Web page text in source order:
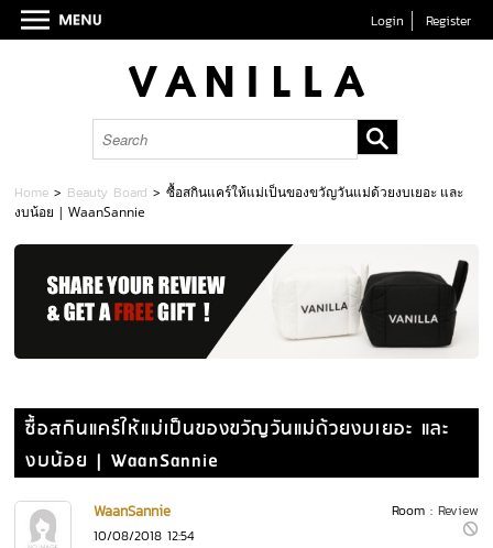
Login Register
Home > Beauty Board >ซื้อสกินแคร์ให้แม่เป็นของขวัญวันแม่ด้วยงบเยอะ และ
งบน้อย | WaanSannie
ซื้อสกินแคร์ให้แม่เป็นของขวัญวันแม่ด้วยงบเยอะ และ
งบน้อย | WaanSannie
Room : Review
WaanSannie
10/08/2018 12:54